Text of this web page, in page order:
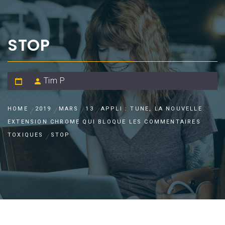
STOP
Tim P
HOME 2019 MARS 13
APPLI : TUNE, LA NOUVELLE
EXTENSION CHROME QUI BLOQUE LES COMMENTAIRES
TOXIQUES
STOP